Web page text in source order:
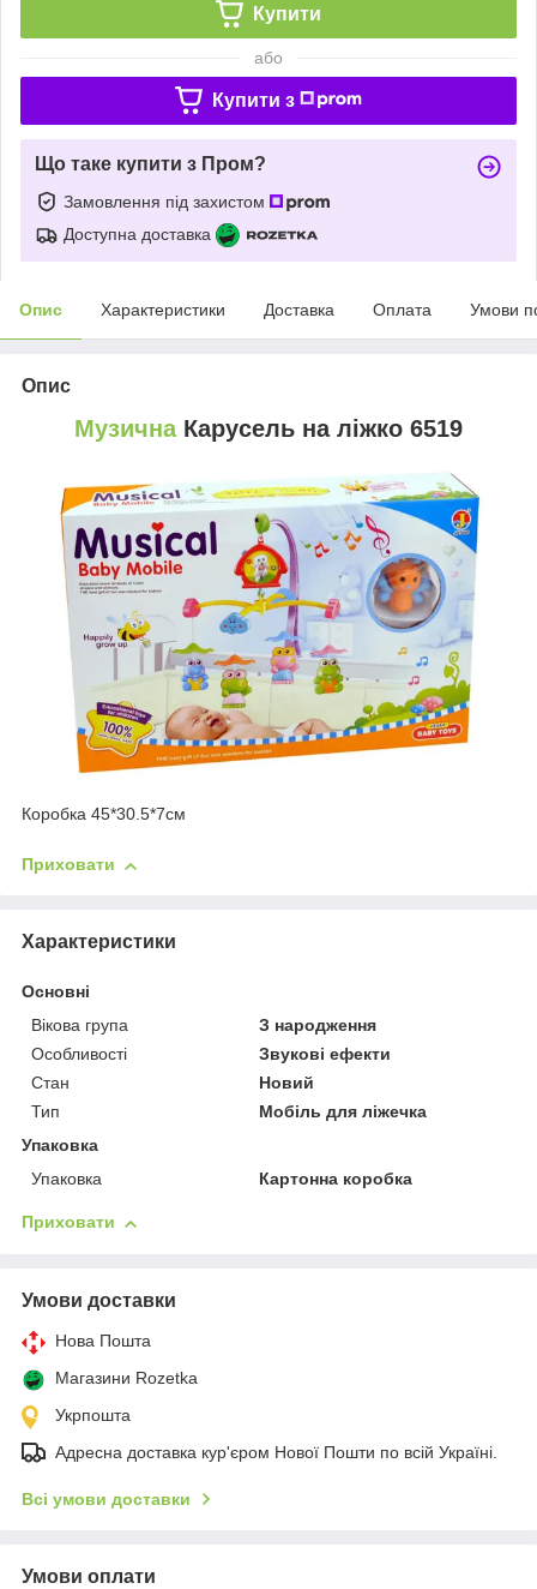
Купити
або
Купити з
Що таке купити з Пром?
Замовлення під захистом
Доступна доставка
Опис Характеристики Доставка Оплата Умови
Опис
МузичнаКарусель на ліжко 6519
Коробка 45*30.5*7см
Приховати
Характеристики
Основні
Вікова група
З народження
Особливості
Звукові ефекти
Стан
Новий
Тип
Мобіль для ліжечка
Упаковка
Упаковка
Картонна коробка
Приховати
Умови доставки
Нова Пошта
Магазини Rozetka
Укрпошта
Адресна доставка кур'єром Нової Пошти по всій Україні.
Всі умови доставки
Умови оплати